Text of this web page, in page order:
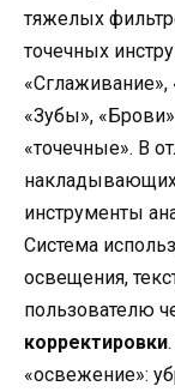
тяжелых
точечных
«Сглаживание»,
«Зубы»,
«точечные». В
инструменты
Система
освещения,
пользователю
корректировки
«освежение»: